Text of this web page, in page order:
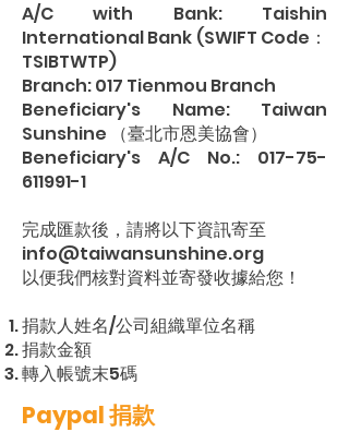
A/C with Bank: Taishin
International Bank (SWIFT Code：
TSIBTWTP)
Branch: 017 Tienmou Branch
Beneficiary's Name: Taiwan
Sunshine （臺北市恩美協會）
Beneficiary's A/C No.: 017-75-
611991-1
完成匯款後，請將以下資訊寄至
info@taiwansunshine.org
以便我們核對資料並寄發收據給您！
捐款人姓名/公司組織單位名稱
​捐款金額
轉入帳號末5碼
Paypal 捐款